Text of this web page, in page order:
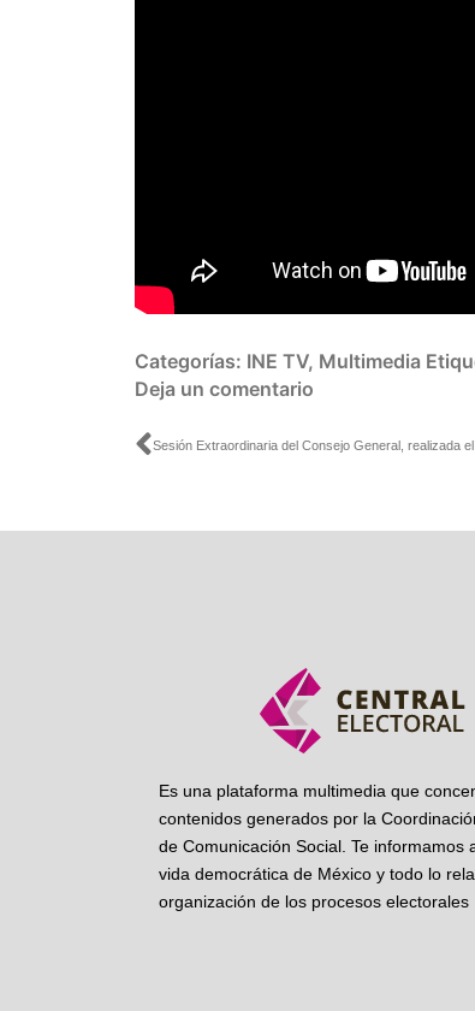
Categorías: INE TV, Multimedia
Deja un comentario
Ant
Es una plataforma multimedia que
contenidos generados por la
de Comunicación Social. Te informamos
vida democrática de México y todo lo
organización de los procesos electorales